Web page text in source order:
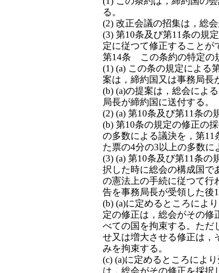
る。
(2) 改正会議の招集は，総
(3) 第10条及び第11条の規
定に従つて修正することが
第14条 この条約の特定の
(1) (a) この条の規定による
案は，締約国又は事務局長
(b) (a)の提案は，総会によ
局長が締約国に送付する。
(2) (a) 第10条及び第11条の
(b) 第10条の規定の修正の
の多数による議決を，第
た票の4分の3以上の多数
(3) (a) 第10条及び第11条
択した時に総会の構成国で
の憲法上の手続に従つて行
告を事務局長が受領した後
(b) (a)に定めるところによ
定の修正は，総会がその修
べての国を拘束する。ただ
せ又は増大させる修正は，
みを拘束する。
(c) (a)に定めるところによ